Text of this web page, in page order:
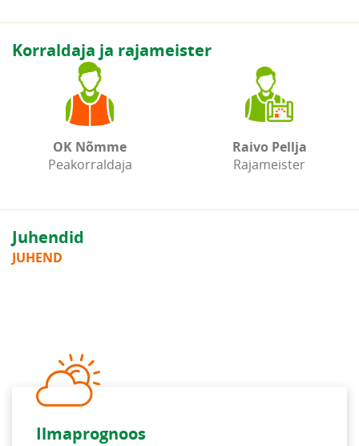
Korraldaja ja rajameister
OK Nõmme
Peakorraldaja
Raivo Pellja
Rajameister
Juhendid
JUHEND
Ilmaprognoos